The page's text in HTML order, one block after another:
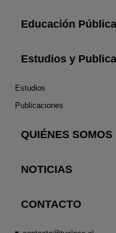
Educación Pública
Estudios y
Estudios
Publicaciones
QUIÉNES SOMOS
NOTICIAS
CONTACTO